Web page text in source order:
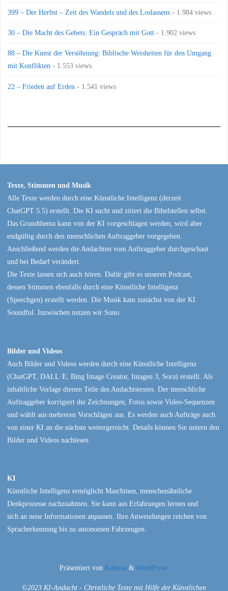
399 – Der Herbst – Zeit des Wandels und des Loslassens - 1.984 views
30 – Die Macht des Gebets: Ein Gespräch mit Gott - 1.902 views
88 – Die Kunst der Versöhnung: Biblische Weisheiten für den Umgang
mit Konflikten - 1.553 views
22 – Frieden auf Erden - 1.541 views
Texte, Stimmen und Musik
Alle Texte werden durch eine Künstliche Intelligenz (derzeit
ChatGPT 5.5) erstellt. Die KI sucht und zitiert die Bibelstellen selbst.
Das Grundthema kann von der KI vorgeschlagen werden, wird aber
endgültig durch den menschlichen Auftraggeber vorgegeben.
Anschließend werden die Andachten vom Auftraggeber durchgeschaut
und bei Bedarf verändert.
Die Texte lassen sich auch hören. Dafür gibt es unseren Podcast,
dessen Stimmen ebenfalls durch eine Künstliche Intelligenz
(Speechgen) erstellt werden. Die Musik kam zunächst von der KI
Soundful. Inzwischen nutzen wir Suno.
Bilder und Videos
Auch Bilder und Videos werden durch eine Künstliche Intelligenz
(ChatGPT, DALL·E, Bing Image Creator, Imagen 3, Sora) erstellt. Als
inhaltliche Vorlage dienen Teile des Andachtstextes. Der menschliche
Auftraggeber korrigiert die Zeichnungen, Fotos sowie Video-Sequenzen
und wählt aus mehreren Vorschlägen aus. Es werden auch Aufträge auch
von einer KI an die nächste weitergereicht. Details können Sie untern den
Bilder und Videos nachlesen.
KI
Künstliche Intelligenz ermöglicht Maschinen, menschenähnliche
Denkprozesse nachzuahmen. Sie kann aus Erfahrungen lernen und
sich an neue Informationen anpassen. Ihre Anwendungen reichen von
Spracherkennung bis zu autonomen Fahrzeugen.
Präsentiert von Kahuna & WordPress.
©2023 KI-Andacht - Christliche Texte mit Hilfe der Künstlichen